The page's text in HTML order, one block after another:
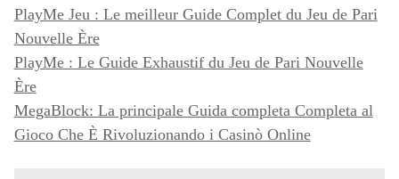
PlayMe Jeu : Le meilleur Guide Complet du Jeu de Pari
Nouvelle Ère
PlayMe : Le Guide Exhaustif du Jeu de Pari Nouvelle
Ère
MegaBlock: La principale Guida completa Completa al
Gioco Che È Rivoluzionando i Casinò Online